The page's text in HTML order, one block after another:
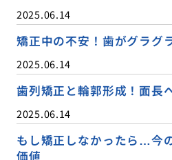
2025.06.14
矯正中の不安！歯がグラグ
2025.06.14
歯列矯正と輪郭形成！面長
2025.06.14
もし矯正しなかったら…今
価値